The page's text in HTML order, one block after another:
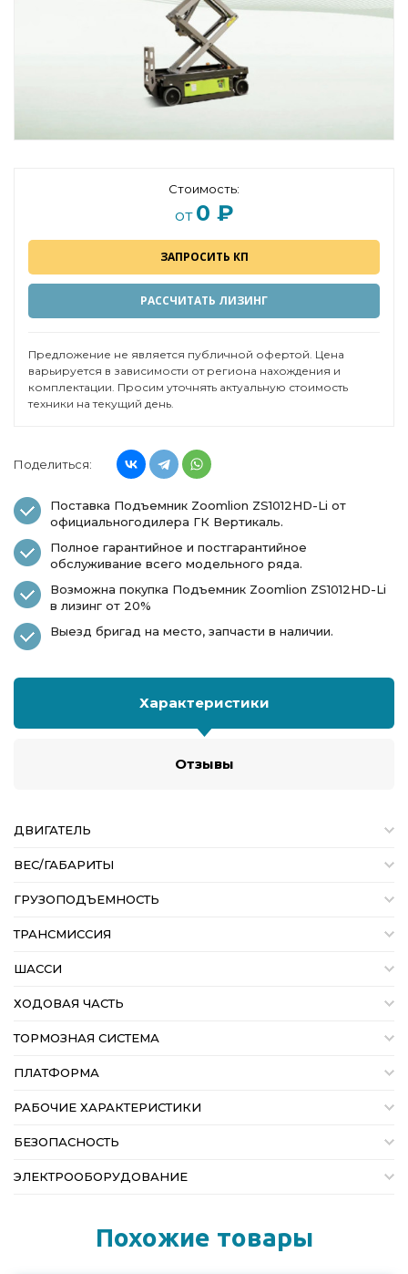
Стоимость:
от 0 ₽
ЗАПРОСИТЬ КП
РАССЧИТАТЬ ЛИЗИНГ
Предложение не является публичной офертой. Цена
варьируется в зависимости от региона нахождения и
комплектации. Просим уточнять актуальную стоимость
техники на текущий день.
Поделиться:
Поставка Подъемник Zoomlion ZS1012HD-Li от
официальногодилера ГК Вертикаль.
Полное гарантийное и постгарантийное
обслуживание всего модельного ряда.
Возможна покупка Подъемник Zoomlion ZS1012HD-Li
в лизинг от 20%
Выезд бригад на место, запчасти в наличии.
Характеристики
Отзывы
ДВИГАТЕЛЬ
ВЕС/ГАБАРИТЫ
ГРУЗОПОДЪЕМНОСТЬ
ТРАНСМИССИЯ
ШАССИ
ХОДОВАЯ ЧАСТЬ
ТОРМОЗНАЯ СИСТЕМА
ПЛАТФОРМА
РАБОЧИЕ ХАРАКТЕРИСТИКИ
БЕЗОПАСНОСТЬ
ЭЛЕКТРООБОРУДОВАНИЕ
Похожие товары